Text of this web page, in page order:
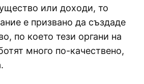
или доходи, то
е призвано да създаде
по което тези органи на
много по-качествено,